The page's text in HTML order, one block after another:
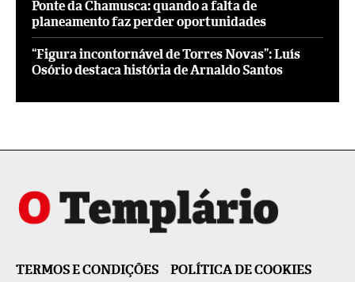
Ponte da Chamusca: quando a falta de
planeamento faz perder oportunidades
“Figura incontornável de Torres Novas”: Luís
Osório destaca história de Arnaldo Santos
TERMOS E CONDIÇÕES
POLÍTICA DE COOKIES